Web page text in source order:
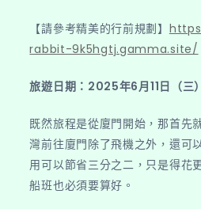
【請參考精美的行前規劃】
rabbit-9k5hgtj.gamma.site/
旅遊日期：2025年6月11日（三）
既然旅程是從廈門開始，那首先
灣前往廈門除了飛機之外，還可
用可以節省三分之二，只是得花
船班也必須要算好。